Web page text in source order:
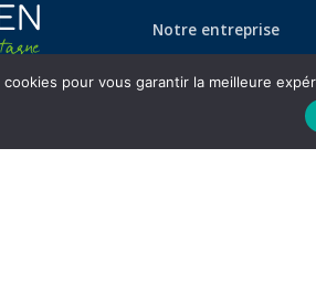
Notre entreprise
pour vous garantir la meilleure